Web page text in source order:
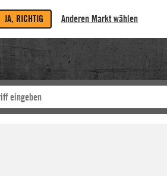
JA, RICHTIG Anderen Markt wählen